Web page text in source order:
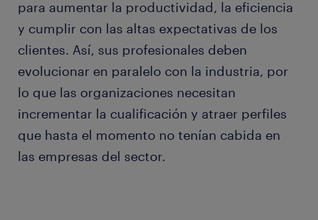
para aumentar la productividad, la eficiencia
y cumplir con las altas expectativas de los
clientes. Así, sus profesionales deben
evolucionar en paralelo con la industria, por
lo que las organizaciones necesitan
incrementar la cualificación y atraer perfiles
que hasta el momento no tenían cabida en
las empresas del sector.